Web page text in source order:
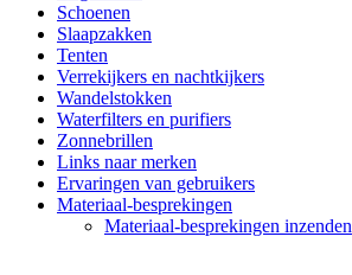
Schoenen
Slaapzakken
Tenten
Verrekijkers en nachtkijkers
Wandelstokken
Waterfilters en purifiers
Zonnebrillen
Links naar merken
Ervaringen van gebruikers
Materiaal-besprekingen
Materiaal-besprekingen inzenden